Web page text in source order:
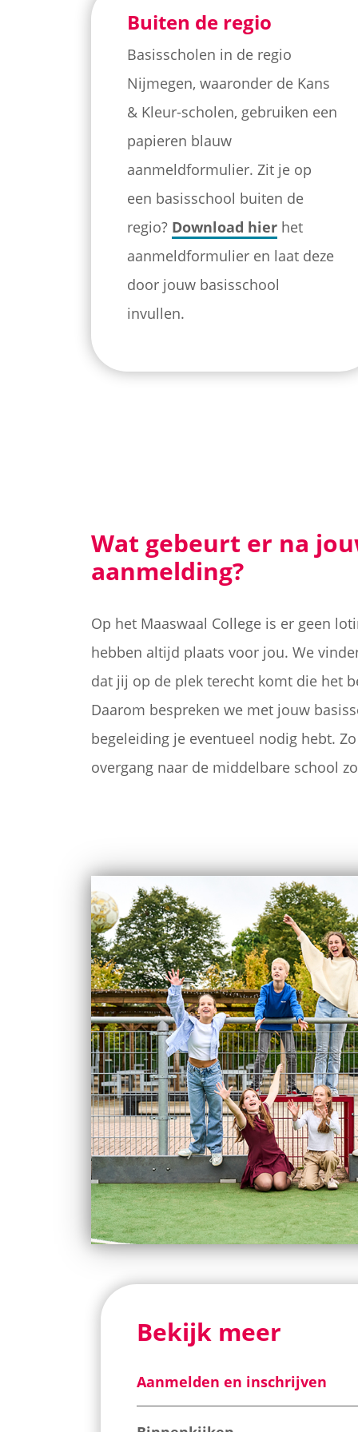
Buiten de regio
Basisscholen in de regio
Nijmegen, waaronder de Kans
& Kleur-scholen, gebruiken een
papieren blauw
aanmeldformulier. Zit je op
een basisschool buiten de
regio? Download hier het
aanmeldformulier en laat deze
door jouw basisschool
invullen.
Wat gebeurt er na
aanmelding?
Op het Maaswaal College is er geen
hebben altijd plaats voor jou. We
dat jij op de plek terecht komt die het
Daarom bespreken we met jouw
begeleiding je eventueel nodig hebt.
overgang naar de middelbare school
Bekijk meer
Aanmelden en inschrijven